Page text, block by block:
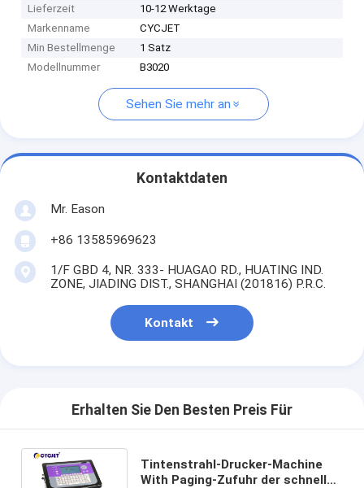
Lieferzeit
10-12 Werktage
Markenname
CYCJET
Min Bestellmenge
1 Satz
Modellnummer
B3020
Sehen Sie mehr an
Kontaktdaten
Mr. Eason
+86 13585969623
1/F GBD 4, NR. 333- HUAGAO RD., HUATING IND.
ZONE, JIADING DIST., SHANGHAI (201816) P.R.C.
Kontakt
Erhalten Sie Den Besten Preis Für
Tintenstrahl-Drucker-Machine
With Paging-Zufuhr der schnellen